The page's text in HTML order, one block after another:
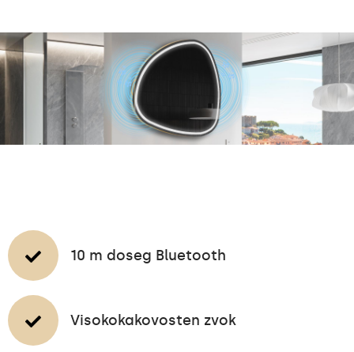
10 m doseg Bluetooth
Visokokakovosten zvok